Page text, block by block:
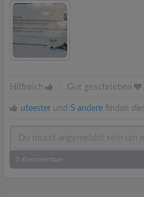
Hilfreich Gut geschrieben
uteester und 5 andere finden
0 Kommentare